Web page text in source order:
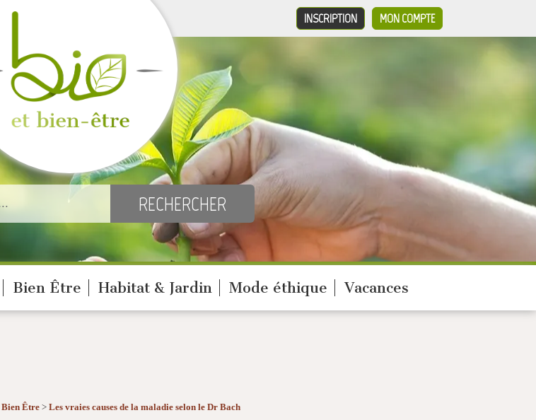
MON COMPTE
INSCRIPTION
Bien Être Habitat & Jardin Mode éthique Vacances
Bien Être> Les vraies causes de la maladie selon le Dr Bach